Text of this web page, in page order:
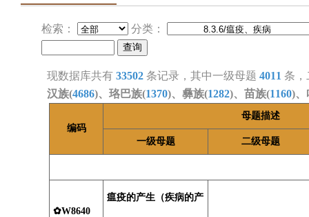
检索： 分类：
现数据库共有 33502 条记录，其中一级母题 4011 条
汉族(4686)、珞巴族(1370)、彝族(1282)、苗族(1160)、
编码
母题描述
一级母题 二级母题
✿W8640
瘟疫的产生（疾病的产